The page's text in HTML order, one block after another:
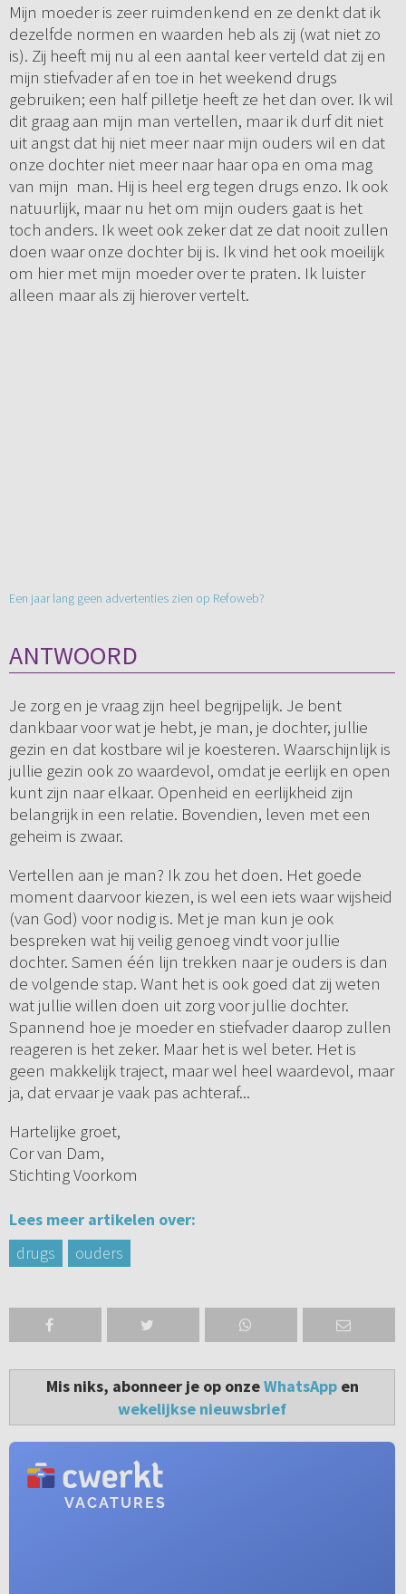
Mijn moeder is zeer ruimdenkend en ze denkt dat ik
dezelfde normen en waarden heb als zij (wat niet zo
is). Zij heeft mij nu al een aantal keer verteld dat zij en
mijn stiefvader af en toe in het weekend drugs
gebruiken; een half pilletje heeft ze het dan over. Ik wil
dit graag aan mijn man vertellen, maar ik durf dit niet
uit angst dat hij niet meer naar mijn ouders wil en dat
onze dochter niet meer naar haar opa en oma mag
van mijn man. Hij is heel erg tegen drugs enzo. Ik ook
natuurlijk, maar nu het om mijn ouders gaat is het
toch anders. Ik weet ook zeker dat ze dat nooit zullen
doen waar onze dochter bij is. Ik vind het ook moeilijk
om hier met mijn moeder over te praten. Ik luister
alleen maar als zij hierover vertelt.
Een jaar lang geen advertenties zien op Refoweb?
ANTWOORD
Je zorg en je vraag zijn heel begrijpelijk. Je bent
dankbaar voor wat je hebt, je man, je dochter, jullie
gezin en dat kostbare wil je koesteren. Waarschijnlijk is
jullie gezin ook zo waardevol, omdat je eerlijk en open
kunt zijn naar elkaar. Openheid en eerlijkheid zijn
belangrijk in een relatie. Bovendien, leven met een
geheim is zwaar.
Vertellen aan je man? Ik zou het doen. Het goede
moment daarvoor kiezen, is wel een iets waar wijsheid
(van God) voor nodig is. Met je man kun je ook
bespreken wat hij veilig genoeg vindt voor jullie
dochter. Samen één lijn trekken naar je ouders is dan
de volgende stap. Want het is ook goed dat zij weten
wat jullie willen doen uit zorg voor jullie dochter.
Spannend hoe je moeder en stiefvader daarop zullen
reageren is het zeker. Maar het is wel beter. Het is
geen makkelijk traject, maar wel heel waardevol, maar
ja, dat ervaar je vaak pas achteraf...
Hartelijke groet,
Cor van Dam,
Stichting Voorkom
Lees meer artikelen over:
drugs
ouders
Mis niks, abonneer je op onzeWhatsAppen
wekelijkse nieuwsbrief